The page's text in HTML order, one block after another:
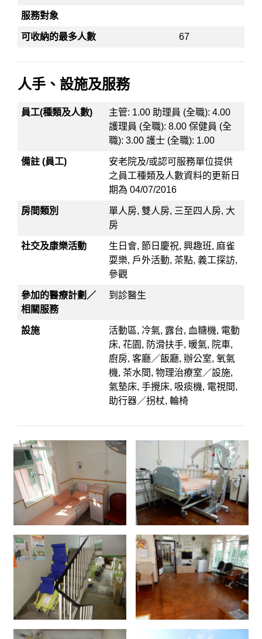
服務對象
可收納的最多人數 67
人手、設施及服務
員工(種類及人數)
主管: 1.00 助理員 (全職): 4.00
護理員 (全職): 8.00 保健員 (全
職): 3.00 護士 (全職): 1.00
備註 (員工)
安老院及/或認可服務單位提供
之員工種類及人數資料的更新日
期為 04/07/2016
房間類別
單人房, 雙人房, 三至四人房, 大
房
社交及康樂活動
生日會, 節日慶祝, 興趣班, 麻雀
耍樂, 戶外活動, 茶點, 義工探訪,
參觀
參加的醫療計劃／
相關服務
到診醫生
設施
活動區, 冷氣, 露台, 血糖機, 電動
床, 花園, 防滑扶手, 暖氣, 院車,
廚房, 客廳／飯廳, 辦公室, 氧氣
機, 茶水間, 物理治療室／設施,
氣墊床, 手攪床, 吸痰機, 電視間,
助行器／拐杖, 輪椅